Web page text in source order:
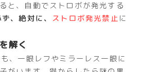
と、自動でストロボが発光する
、絶対に、 ストロボ発光禁止に
解く
、一眼レフやミラーレス一眼に